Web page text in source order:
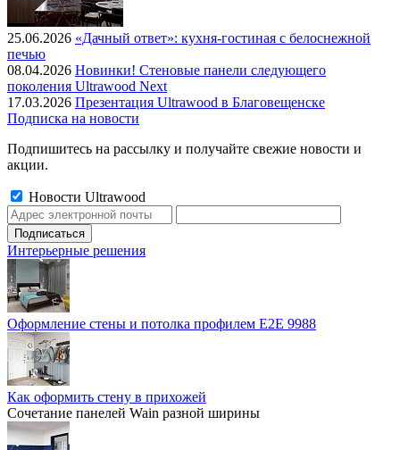
25.06.2026 «Дачный ответ»: кухня-гостиная с белоснежной
печью
08.04.2026 Новинки! Стеновые панели следующего
поколения Ultrawood Next
17.03.2026 Презентация Ultrawood в Благовещенске
Подписка на новости
Подпишитесь на рассылку и получайте свежие новости и
акции.
Новости Ultrawood
Интерьерные решения
Оформление стены и потолка профилем E2E 9988
Как оформить стену в прихожей
Сочетание панелей Wain разной ширины